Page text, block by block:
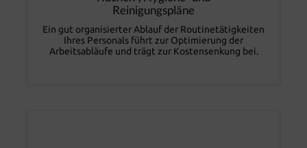
Reinigungspläne
Ein gut organisierter Ablauf der Routinetätigkeiten
Ihres Personals führt zur Optimierung der
Arbeitsabläufe und trägt zur Kostensenkung bei.